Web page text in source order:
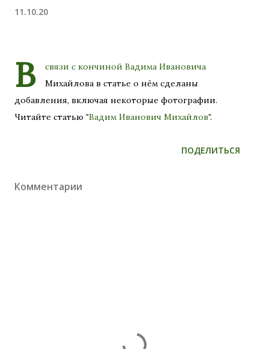
11.10.20
В
связи с кончиной Вадима Ивановича
Михайлова в статье о нём сделаны
добавления, включая некоторые фотографии.
Читайте статью "Вадим Иванович Михайлов".
ПОДЕЛИТЬСЯ
Комментарии